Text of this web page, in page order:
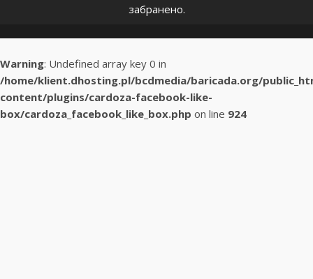
забранено.
Warning: Undefined array key 0 in
/home/klient.dhosting.pl/bcdmedia/baricada.org/
content/plugins/cardoza-facebook-like-
box/cardoza_facebook_like_box.php on line 924